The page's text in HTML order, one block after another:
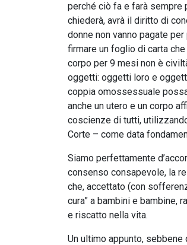
perché ciò fa e farà sempre
chiederà, avrà il diritto di
donne non vanno pagate
firmare un foglio di carta
corpo per 9 mesi non è
oggetti: oggetti loro e
coppia omossessuale
anche un utero e un corpo
coscienze di tutti,
Corte – come data
Siamo perfettamente
consenso consapevole, la
che, accettato (con
cura” a bambini e bambine,
e riscatto nella vita.
Un ultimo appunto,